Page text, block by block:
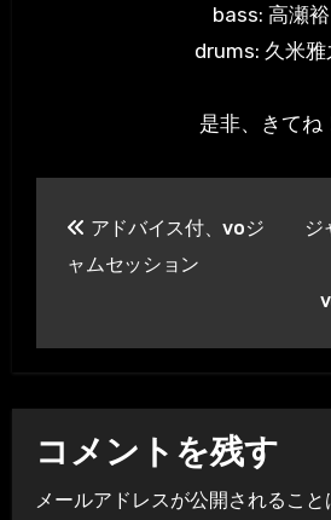
bass: 高瀬裕
drums: 久米雅
是非、きてね
稿
ビ
ゲ
ー
シ
アドバイス付、voジ
ャムセッション
ジ
コメントを残す
メールアドレスが公開されること